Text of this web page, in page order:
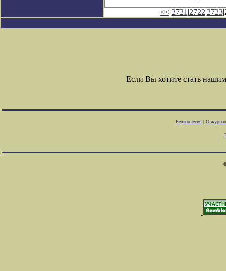
<< 2721 |2722|2723
Если Вы хотите стать
Редколлегия| О